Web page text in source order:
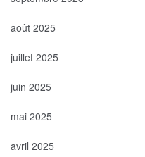
août 2025
juillet 2025
juin 2025
mai 2025
avril 2025